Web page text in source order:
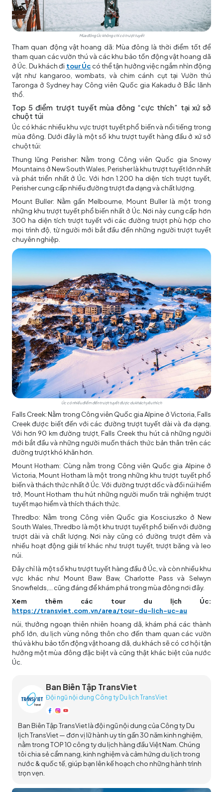
Mùa đông Úc không chỉ có trượt tuyết
Tham quan động vật hoang dã: Mùa đông là thời điểm tốt để
tham quan các vườn thú và các khu bảo tồn động vật hoang dã
ở Úc. Du khách đi tour Úc có thể tận hưởng việc ngắm nhìn động
vật như kangaroo, wombats, và chim cánh cụt tại Vườn thú
Taronga ở Sydney hay Công viên Quốc gia Kakadu ở Bắc lãnh
thổ.
Top 5 điểm trượt tuyết mùa đông “cực thích” tại xứ sở
chuột túi
Úc có khác nhiều khu vực trượt tuyết phổ biến và nổi tiếng trong
mùa đông. Dưới đây là một số khu trượt tuyết hàng đầu ở xứ sở
chuột túi:
Thung lũng Perisher: Nằm trong Công viên Quốc gia Snowy
Mountains ở New South Wales, Perisher là khu trượt tuyết lớn nhất
và phát triển nhất ở Úc. Với hơn 1.200 ha diện tích trượt tuyết,
Perisher cung cấp nhiều đường trượt đa dạng và chất lượng.
Mount Buller: Nằm gần Melbourne, Mount Buller là một trong
những khu trượt tuyết phổ biến nhất ở Úc. Nơi này cung cấp hơn
300 ha diện tích trượt tuyết với các đường trượt phù hợp cho
mọi trình độ, từ người mới bắt đầu đến những người trượt tuyết
chuyên nghiệp.
Úc có nhiều điểm đến trượt tuyết được du khách yêu thích
Falls Creek: Nằm trong Công viên Quốc gia Alpine ở Victoria, Falls
Creek được biết đến với các đường trượt tuyết dài và đa dạng.
Với hơn 90 km đường trượt, Falls Creek thu hút cả những người
mới bắt đầu và những người muốn thách thức bản thân trên các
đường trượt khó khăn hơn.
Mount Hotham: Cùng nằm trong Công viên Quốc gia Alpine ở
Victoria, Mount Hotham là một trong những khu trượt tuyết phổ
biến và thách thức nhất ở Úc. Với đường trượt dốc và đồi núi hiểm
trở, Mount Hotham thu hút những người muốn trải nghiệm trượt
tuyết mạo hiểm và thích thách thức.
Thredbo: Nằm trong Công viên Quốc gia Kosciuszko ở New
South Wales, Thredbo là một khu trượt tuyết phổ biến với đường
trượt dài và chất lượng. Nơi này cũng có đường trượt đêm và
nhiều hoạt động giải trí khác như trượt tuyết, trượt băng và leo
núi.
Đây chỉ là một số khu trượt tuyết hàng đầu ở Úc, và còn nhiều khu
vực khác như Mount Baw Baw, Charlotte Pass và Selwyn
Snowfields,… cũng đáng để khám phá trong mùa đông nơi đây.
Xem thêm các tour du lịch Úc:
https://transviet.com.vn/area/tour-du-lich-uc-au
núi, thưởng ngoạn thiên nhiên hoang dã, khám phá các thành
phố lớn, du lịch vùng nông thôn cho đến tham quan các vườn
thú và khu bảo tồn động vật hoang dã, du khách sẽ có cơ hội tận
hưởng một mùa đông đặc biệt và cũng thật khác biệt của nước
Úc.
Ban Biên Tập TransViet
Đội ngũ nội dung Công ty Du lịch TransViet
Ban Biên Tập TransViet là đội ngũ nội dung của Công ty Du
lịch TransViet — đơn vị lữ hành uy tín gần 30 năm kinh nghiệm,
nằm trong TOP 10 công ty du lịch hàng đầu Việt Nam. Chúng
tôi chia sẻ cẩm nang, kinh nghiệm và cảm hứng du lịch trong
nước & quốc tế, giúp bạn lên kế hoạch cho những hành trình
trọn vẹn.